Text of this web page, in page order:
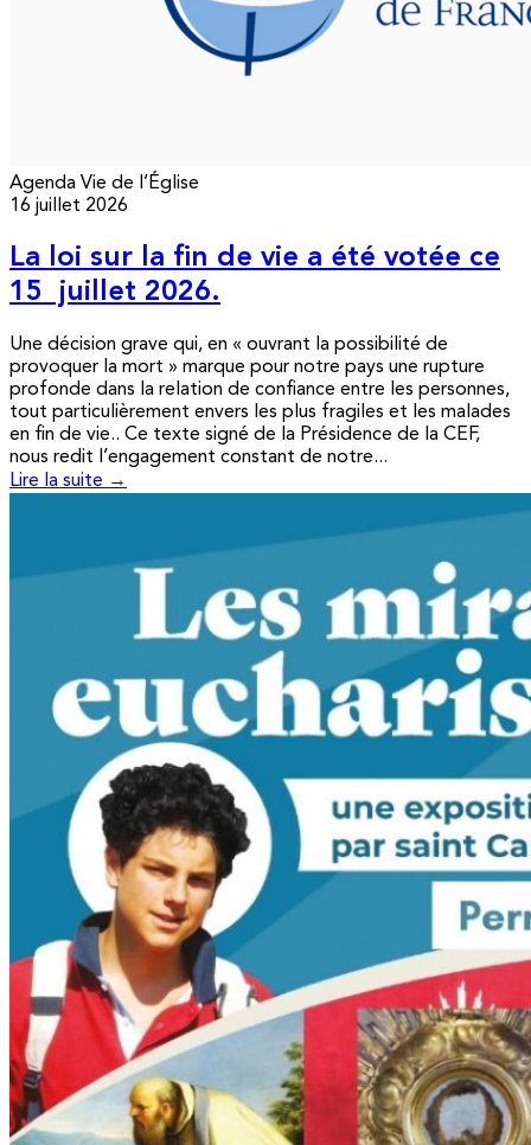
Agenda Vie de l’Église
16 juillet 2026
La loi sur la fin de vie a été votée ce
15 juillet 2026.
Une décision grave qui, en « ouvrant la possibilité de
provoquer la mort » marque pour notre pays une rupture
profonde dans la relation de confiance entre les personnes,
tout particulièrement envers les plus fragiles et les malades
en fin de vie.. Ce texte signé de la Présidence de la CEF,
nous redit l’engagement constant de notre...
Lire la suite →